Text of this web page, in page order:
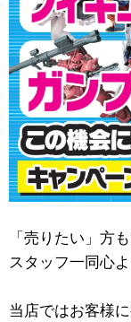
「売りたい」方
スタッフ一同心
当店ではお客様